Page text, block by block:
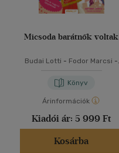
Micsoda barátnők voltak
Budai Lotti - Fodor Marcsi -
Könyv
Árinformációk
Kiadói ár: 5 999 Ft
Kosárba